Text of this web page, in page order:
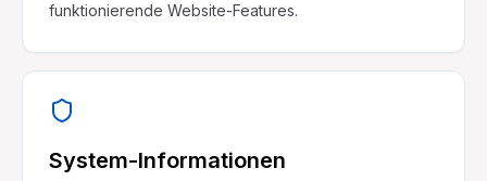
funktionierende Website-Features.
System-Informationen